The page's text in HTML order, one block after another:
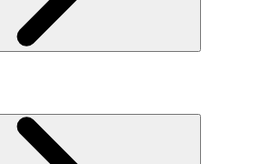
ンラインストア利用規約
プライバシーポリシー
定商取引法に基づく表示